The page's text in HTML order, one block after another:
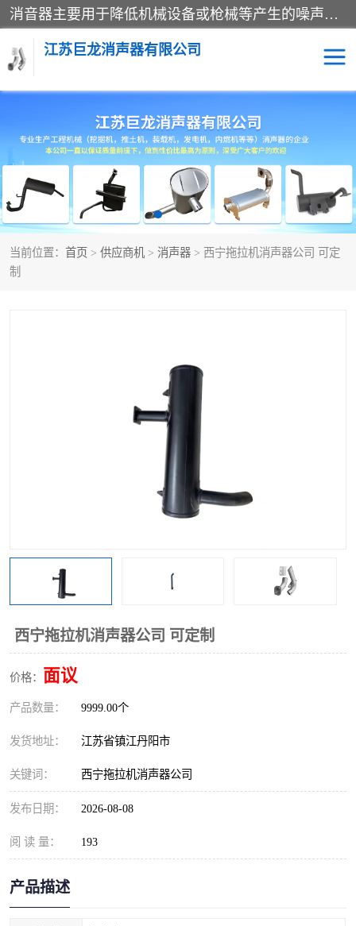
消音器主要用于降低机械设备或枪械等产生的噪声。它通过阻尼或增加排气面积来降低排气速度和功率，从而降低噪声。常见的消音器类型包括阻性消声器、抗性消声器、共振消声器以及阻抗复合式消声器等。这些消音器各有特点，适用于不同频率的噪声消除。
江苏巨龙消声器有限公司
当前位置： 首页 > 供应商机 > 消声器 > 西宁拖拉机消声器公司 可定
制
西宁拖拉机消声器公司 可定制
价格： 面议
产品数量： 9999.00个
发货地址： 江苏省镇江丹阳市
关键词： 西宁拖拉机消声器公司
发布日期： 2026-08-08
阅 读 量： 193
产品描述
消声器